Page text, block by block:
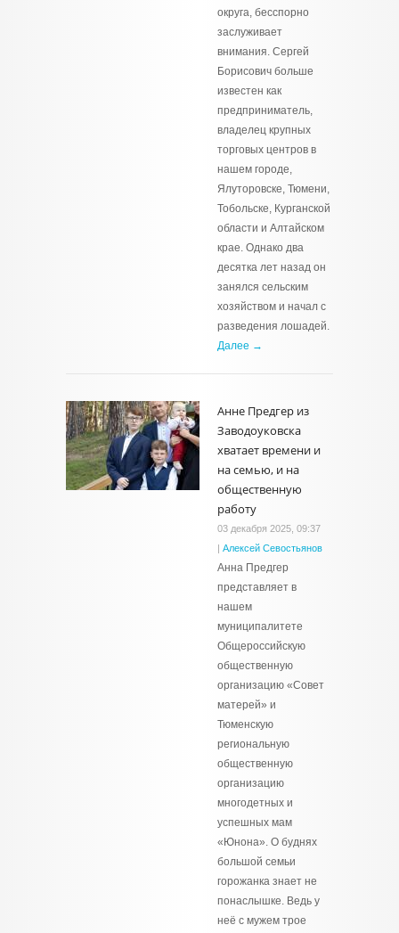
округа, бесспорно
заслуживает
внимания. Сергей
Борисович больше
известен как
предприниматель,
владелец крупных
торговых центров в
нашем городе,
Ялуторовске, Тюмени,
Тобольске, Курганской
области и Алтайском
крае. Однако два
десятка лет назад он
занялся сельским
хозяйством и начал с
разведения лошадей.
Далее →
Анне Предгер из
Заводоуковска
хватает времени и
на семью, и на
общественную
работу
03 декабря 2025, 09:37
| Алексей Севостьянов
Анна Предгер
представляет в
нашем
муниципалитете
Общероссийскую
общественную
организацию «Совет
матерей» и
Тюменскую
региональную
общественную
организацию
многодетных и
успешных мам
«Юнона». О буднях
большой семьи
горожанка знает не
понаслышке. Ведь у
неё с мужем трое